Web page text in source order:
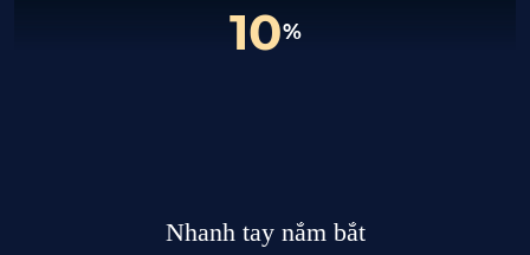
10%
Nhanh tay nắm bắt